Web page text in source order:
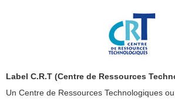
Label C.R.T (Centre de Ressources
Un Centre de Ressources Technologiques